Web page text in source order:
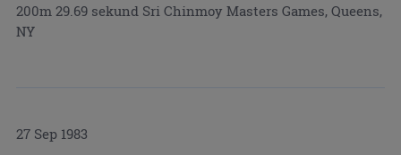
200m 29.69 sekund Sri Chinmoy Masters Games, Queens,
NY
27 Sep 1983